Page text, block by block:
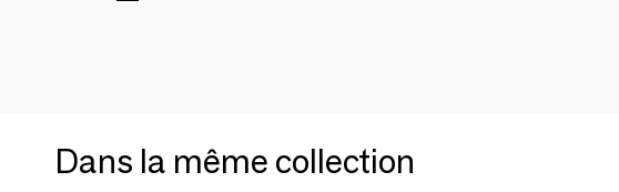
Dans la même collection